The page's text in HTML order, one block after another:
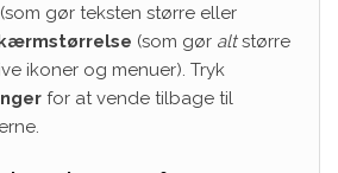
(som gør teksten større eller
(som gør altstørre
ikoner og menuer). Tryk
for at vende tilbage til